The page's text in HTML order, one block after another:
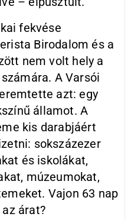
fekvése
Birodalom és a
nem volt hely a
A Varsói
azt: egy
államot. A
kis darabjáért
sokszázezer
és iskolákat,
múzeumokat,
Vajon 63 nap
árat?